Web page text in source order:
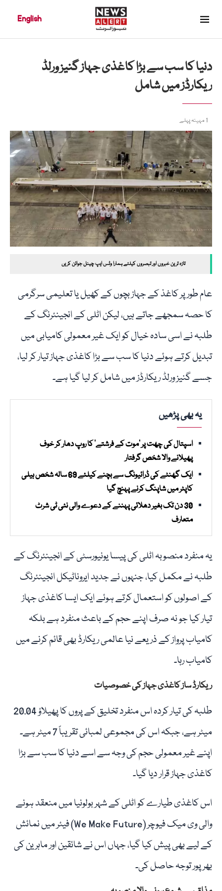
English
دنیا کا سب سے بڑا کاغذی جہاز گنیز ورلڈ
ریکارڈز میں شامل
1 مہینہ پہلے
تازہ ترین خبروں اور تبصروں کیلئے ہمارا وٹس ایپ چینل جوائن کریں
عام طور پر کاغذ کے جہاز بچوں کے کھیل یا تعلیمی سرگرمی
کا حصہ سمجھے جاتے ہیں، لیکن اٹلی کے انجینئرنگ کے
طلبہ نے اسی سادہ خیال کو ایک غیر معمولی کامیابی میں
تبدیل کرتے ہوئے دنیا کا سب سے بڑا کاغذی جہاز تیار کر لیا،
جسے گنیز ورلڈ ریکارڈز میں شامل کر لیا گیا ہے۔
یہ بھی پڑھیں
اسپتال کی چھت پر ’موت کے فرشتے‘ کا روپ دھار کر خوف
پھیلانے والا شخص گرفتار
ایک گھنٹے کی ڈرائیونگ سے بچنے کیلئے 69 سالہ شخص ہیلی
کاپٹر میں شاپنگ کرنے پہنچ گیا
30 دن تک بغیر دھلائی پہننے کے دعوے والی نئی ٹی شرٹ
متعارف
یہ منفرد منصوبہ اٹلی کی پیسا یونیورسٹی کے انجینئرنگ کے
طلبہ نے مکمل کیا، جنہوں نے جدید ایروناٹیکل انجینئرنگ
کے اصولوں کو استعمال کرتے ہوئے ایک ایسا کاغذی جہاز
تیار کیا جو نہ صرف اپنے حجم کے باعث منفرد ہے بلکہ
کامیاب پرواز کے ذریعے نیا عالمی ریکارڈ بھی قائم کرنے میں
کامیاب رہا۔
ریکارڈ ساز کاغذی جہاز کی خصوصیات
طلبہ کی تیار کردہ اس منفرد تخلیق کے پروں کا پھیلاؤ 20.04
میٹر ہے، جبکہ اس کی مجموعی لمبائی تقریباً 7 میٹر ہے۔
اپنے غیر معمولی حجم کی وجہ سے اسے دنیا کا سب سے بڑا
کاغذی جہاز قرار دیا گیا۔
اس کاغذی طیارے کو اٹلی کے شہر بولونیا میں منعقد ہونے
والی وی میک فیوچر (We Make Future) فیئر میں نمائش
کے لیے بھی پیش کیا گیا، جہاں اس نے شائقین اور ماہرین کی
بھرپور توجہ حاصل کی۔